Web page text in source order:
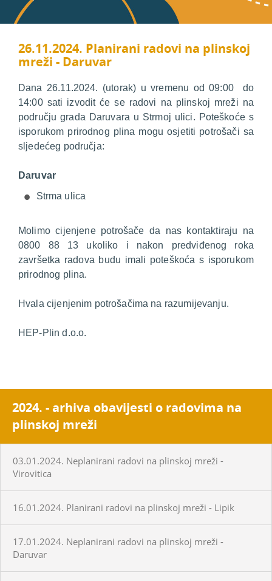
26.11.2024. Planirani radovi na plinskoj
mreži - Daruvar
Dana 26.11.2024. (utorak) u vremenu od 09:00 do
14:00 sati izvodit će se radovi na plinskoj mreži na
području grada Daruvara u Strmoj ulici. Poteškoće s
isporukom prirodnog plina mogu osjetiti potrošači sa
sljedećeg područja:
Daruvar
Strma ulica
Molimo cijenjene potrošače da nas kontaktiraju na
0800 88 13 ukoliko i nakon predviđenog roka
završetka radova budu imali poteškoća s isporukom
prirodnog plina.
Hvala cijenjenim potrošačima na razumijevanju.
HEP-Plin d.o.o.
2024. - arhiva obavijesti o radovima na
plinskoj mreži
03.01.2024. Neplanirani radovi na plinskoj mreži -
Virovitica
16.01.2024. Planirani radovi na plinskoj mreži - Lipik
17.01.2024. Neplanirani radovi na plinskoj mreži -
Daruvar